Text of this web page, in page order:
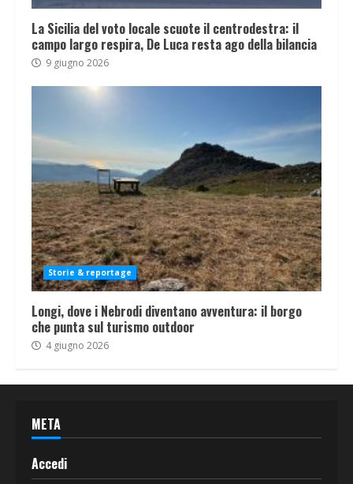
La Sicilia del voto locale scuote il centrodestra: il
campo largo respira, De Luca resta ago della bilancia
9 giugno 2026
Storie & reportage
Longi, dove i Nebrodi diventano avventura: il borgo
che punta sul turismo outdoor
4 giugno 2026
META
Accedi